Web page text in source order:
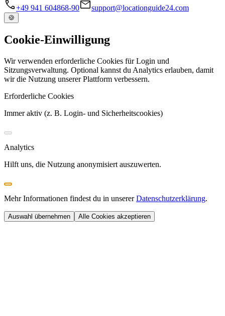
+49 941 604868-90 support@locationguide24.com
🍪
Cookie-Einwilligung
Wir verwenden erforderliche Cookies für Login und
Sitzungsverwaltung. Optional kannst du Analytics erlauben, damit
wir die Nutzung unserer Plattform verbessern.
Erforderliche Cookies
Immer aktiv (z. B. Login- und Sicherheitscookies)
Analytics
Hilft uns, die Nutzung anonymisiert auszuwerten.
Mehr Informationen findest du in unserer Datenschutzerklärung.
Auswahl übernehmen Alle Cookies akzeptieren